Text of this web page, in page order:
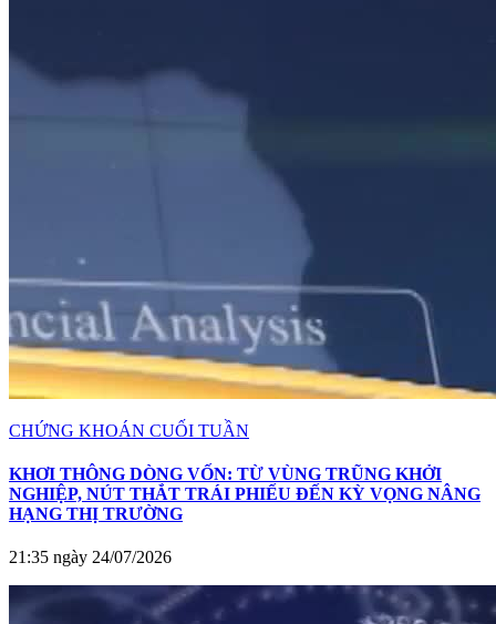
CHỨNG KHOÁN CUỐI TUẦN
KHƠI THÔNG DÒNG VỐN: TỪ VÙNG TRŨNG KHỞI
NGHIỆP, NÚT THẮT TRÁI PHIẾU ĐẾN KỲ VỌNG NÂNG
HẠNG THỊ TRƯỜNG
21:35 ngày 24/07/2026